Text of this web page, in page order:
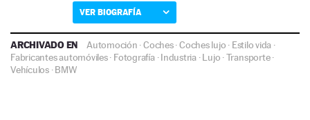
VER BIOGRAFÍA
ARCHIVADO EN Automoción ·Coches·Coches lujo · Estilo vida ·
Fabricantes automóviles· Fotografía·Industria·Lujo ·Transporte·
Vehículos·BMW